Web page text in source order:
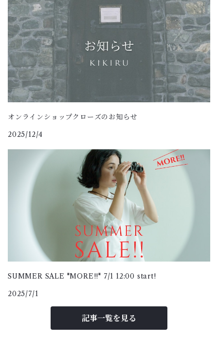
Khadi＆Co
KELEN
KOSTKAMM
LAULHERE
McCONNELL
moe matsuda
pot and tea
オンラインショップクローズのお知らせ
2025/12/4
SUMMER SALE "MORE!!" 7/1 12:00 start!
2025/7/1
記事一覧を見る